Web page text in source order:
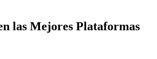
las Mejores Plataformas